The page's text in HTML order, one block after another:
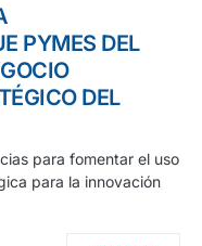
PYMES DEL
DEL
para fomentar el uso
para la innovación